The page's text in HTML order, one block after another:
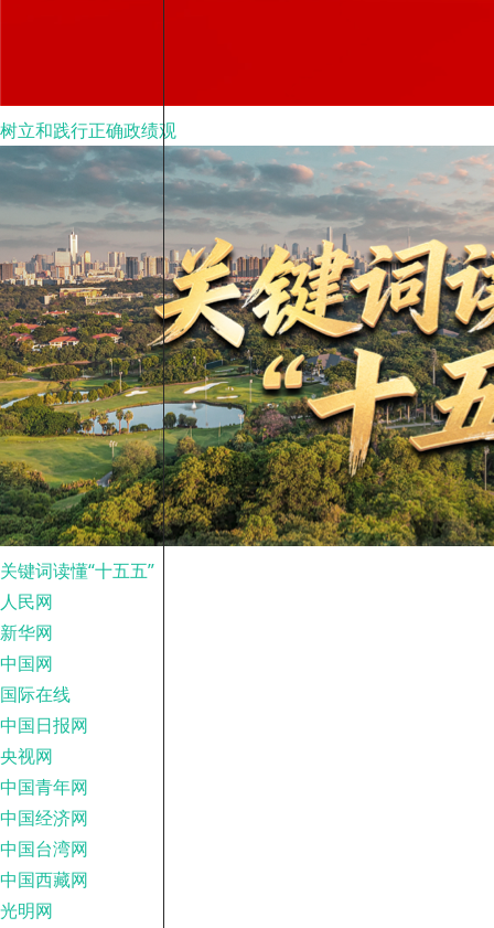
树立和践行正确政绩观
关键词读懂“十五五”
人民网
新华网
中国网
国际在线
中国日报网
央视网
中国青年网
中国经济网
中国台湾网
中国西藏网
光明网